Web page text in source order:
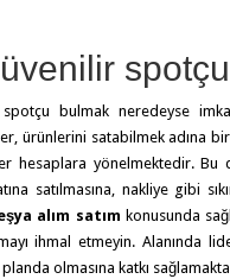
bulmak neredeyse
ürünlerini satabilmek adına
hesaplara yönelmektedir. Bu
satılmasına, nakliye gibi
alım satım konusunda
ihmal etmeyin. Alanında
olmasına katkı